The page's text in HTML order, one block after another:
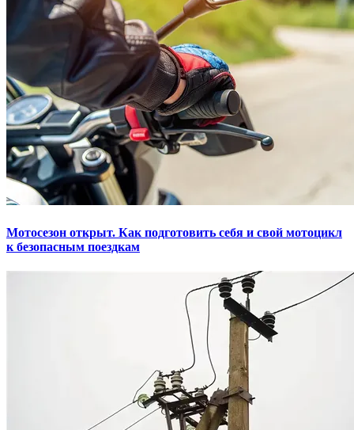
Мотосезон открыт. Как подготовить себя и свой мотоцикл
к безопасным поездкам